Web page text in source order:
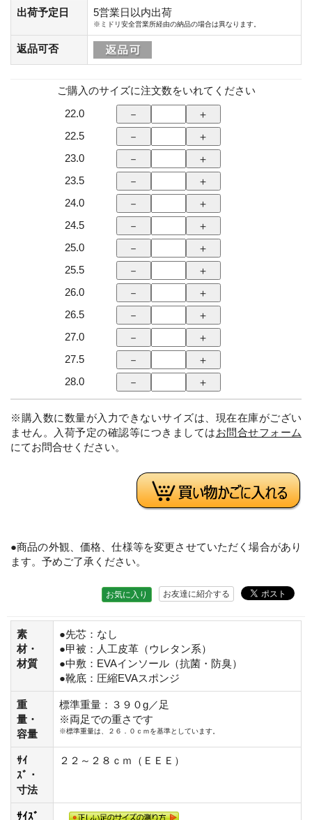
出荷予定日 5営業日以内出荷
※ミドリ安全営業所経由の納品の場合は異なります。
返品可否
ご購入のサイズに注文数をいれてください
22.0
22.5
23.0
23.5
24.0
24.5
25.0
25.5
26.0
26.5
27.0
27.5
28.0
※購入数に数量が入力できないサイズは、現在在庫がござい
ません。入荷予定の確認等につきましてはお問合せフォーム
にてお問合せください。
●商品の外観、価格、仕様等を変更させていただく場合があり
ます。予めご了承ください。
お友達に紹介する
お気に入り
素
材・
材質
●先芯：なし
●甲被：人工皮革（ウレタン系）
●中敷：EVAインソール（抗菌・防臭）
●靴底：圧縮EVAスポンジ
重
量・
容量
標準重量：３９０g／足
※両足での重さです
※標準重量は、２６．０ｃｍを基準としています。
ｻｲ
ｽﾞ・
寸法
２２～２８ｃｍ（ＥＥＥ）
ｻｲｽﾞ